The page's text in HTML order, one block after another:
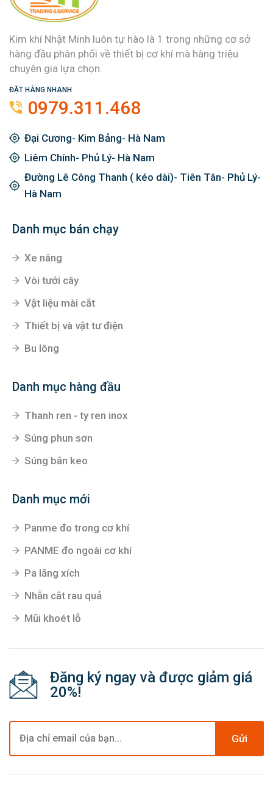
Kim khí Nhật Minh luôn tự hào là 1 trong những cơ sở
hàng đầu phân phối về thiết bị cơ khí mà hàng triệu
chuyên gia lựa chọn.
ĐẶT HÀNG NHANH
0979.311.468
Đại Cương- Kim Bảng- Hà Nam
Liêm Chính- Phủ Lý- Hà Nam
Đường Lê Công Thanh ( kéo dài)- Tiên Tân- Phủ Lý-
Hà Nam
Danh mục bán chạy
Xe nâng
Vòi tưới cây
Vật liệu mài cắt
Thiết bị và vật tư điện
Bu lông
Danh mục hàng đầu
Thanh ren - ty ren inox
Súng phun sơn
Súng bắn keo
Danh mục mới
Panme đo trong cơ khí
PANME đo ngoài cơ khí
Pa lăng xích
Nhẵn cắt rau quả
Mũi khoét lỗ
Đăng ký ngay và được giảm giá
20%!
Gửi